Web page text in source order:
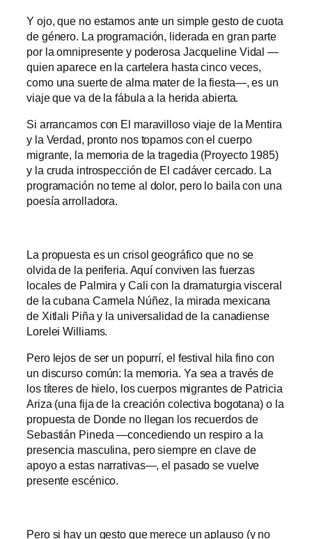
Y ojo, que no estamos ante un simple gesto de cuota
de género. La programación, liderada en gran parte
por la omnipresente y poderosa Jacqueline Vidal —
quien aparece en la cartelera hasta cinco veces,
como una suerte de alma mater de la fiesta—, es un
viaje que va de la fábula a la herida abierta.
Si arrancamos con El maravilloso viaje de la Mentira
y la Verdad, pronto nos topamos con el cuerpo
migrante, la memoria de la tragedia (Proyecto 1985)
y la cruda introspección de El cadáver cercado. La
programación no teme al dolor, pero lo baila con una
poesía arrolladora.
La propuesta es un crisol geográfico que no se
olvida de la periferia. Aquí conviven las fuerzas
locales de Palmira y Cali con la dramaturgia visceral
de la cubana Carmela Núñez, la mirada mexicana
de Xitlali Piña y la universalidad de la canadiense
Lorelei Williams.
Pero lejos de ser un popurrí, el festival hila fino con
un discurso común: la memoria. Ya sea a través de
los títeres de hielo, los cuerpos migrantes de Patricia
Ariza (una fija de la creación colectiva bogotana) o la
propuesta de Donde no llegan los recuerdos de
Sebastián Pineda —concediendo un respiro a la
presencia masculina, pero siempre en clave de
apoyo a estas narrativas—, el pasado se vuelve
presente escénico.
Pero si hay un gesto que merece un aplauso (y no